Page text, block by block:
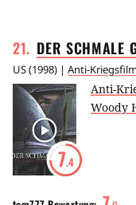
21. DER SCHMALE
US(1998) | Anti-
7.4
Anti-
Woody